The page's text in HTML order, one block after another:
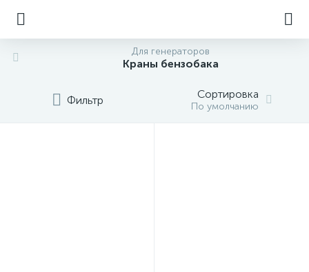
Для генераторов
Краны бензобака
Фильтр Сортировка
По умолчанию